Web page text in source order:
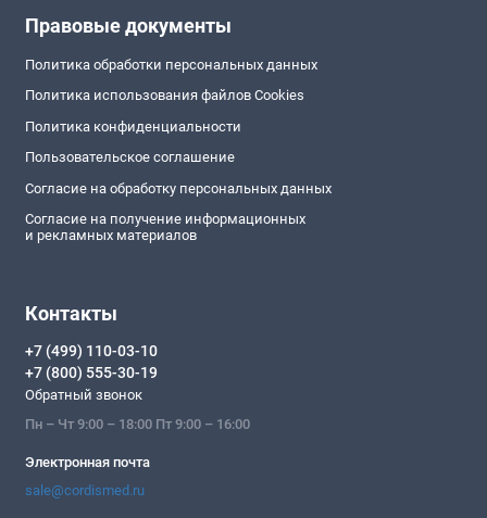
Правовые документы
Политика обработки персональных данных
Политика использования файлов Cookies
Политика конфиденциальности
Пользовательское соглашение
Согласие на обработку персональных данных
Согласие на получение информационных
и рекламных материалов
Контакты
+7 (499) 110-03-10
+7 (800) 555-30-19
Обратный звонок
Пн – Чт 9:00 – 18:00 Пт 9:00 – 16:00
Электронная почта
sale@cordismed.ru